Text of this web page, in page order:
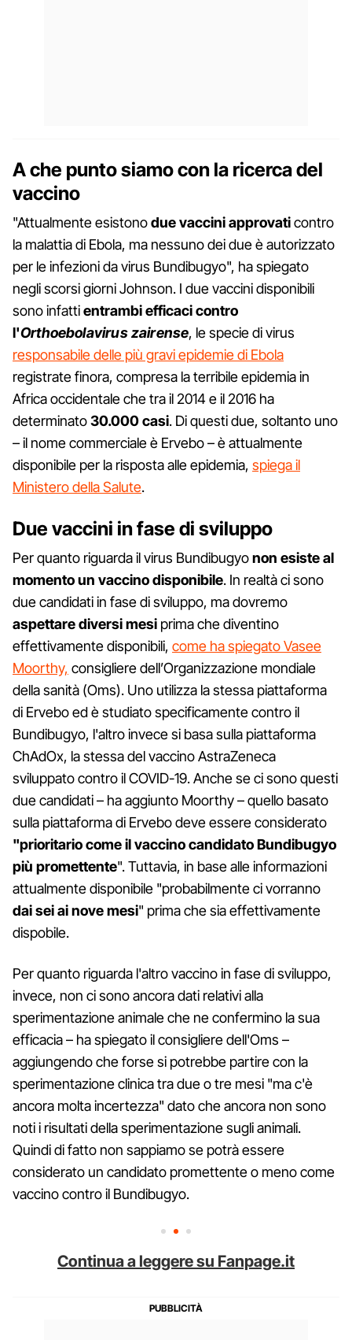
A che punto siamo con la ricerca del
vaccino
"Attualmente esistonodue vaccini approvaticontro
la malattia di Ebola, ma nessuno dei due è autorizzato
per le infezioni da virus Bundibugyo", ha spiegato
negli scorsi giorni Johnson. I due vaccini disponibili
sono infattientrambi efficaci contro
l'Orthoebolavirus zairense, le specie di virus
responsabile delle più gravi epidemie di Ebola
registrate finora, compresa la terribile epidemia in
Africa occidentale che tra il 2014 e il 2016 ha
determinato30.000 casi. Di questi due, soltanto uno
– il nome commerciale è Ervebo – è attualmente
disponibile per la risposta alle epidemia, spiega il
Ministero della Salute.
Due vaccini in fase di sviluppo
Per quanto riguarda il virus Bundibugyonon esiste al
momento un vaccino disponibile. In realtà ci sono
due candidati in fase di sviluppo, ma dovremo
aspettare diversi mesi prima che diventino
effettivamente disponibili, come ha spiegato Vasee
Moorthy, consigliere dell’Organizzazione mondiale
della sanità (Oms). Uno utilizza la stessa piattaforma
di Ervebo ed è studiato specificamente contro il
Bundibugyo, l'altro invece si basa sulla piattaforma
ChAdOx, la stessa del vaccino AstraZeneca
sviluppato contro il COVID-19. Anche se ci sono questi
due candidati – ha aggiunto Moorthy – quello basato
sulla piattaforma di Ervebo deve essere considerato
"prioritario come il vaccino candidato Bundibugyo
più promettente". Tuttavia, in base alle informazioni
attualmente disponibile "probabilmente ci vorranno
dai sei ai nove mesi" prima che sia effettivamente
dispobile.
Per quanto riguarda l'altro vaccino in fase di sviluppo,
invece, non ci sono ancora dati relativi alla
sperimentazione animale che ne confermino la sua
efficacia – ha spiegato il consigliere dell'Oms –
aggiungendo che forse si potrebbe partire con la
sperimentazione clinica tra due o tre mesi "ma c'è
ancora molta incertezza" dato che ancora non sono
noti i risultati della sperimentazione sugli animali.
Quindi di fatto non sappiamo se potrà essere
considerato un candidato promettente o meno come
vaccino contro il Bundibugyo.
Continua a leggere su Fanpage.it